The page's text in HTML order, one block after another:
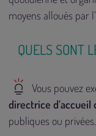
moyens alloués par
QUELS SONT
Vous pouvez
directrice
publiques ou privées.